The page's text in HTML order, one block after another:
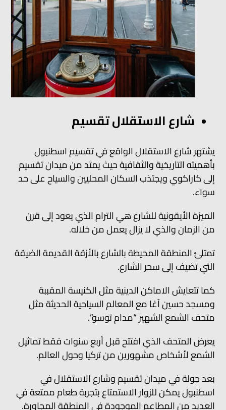
شارع الاستقلال تقسيم
يشتهر شارع الاستقلال الواقع في تقسيم اسطنبول
بأهميته التاريخية والثقافية حيث يمتد من ميدان تقسيم
إلى كاراكوي ويجتذب السكان المحليين والسياح على حد
سواء.
الميزة الأيقونية للشارع هي الترام الذي يعود إلى قرن
من الزمان والذي لا يزال يعمل من خلاله.
تمتلئ المنطقة المحيطة بالشارع بالأزقة القديمة الضيقة
التي تضيف إلى سحر الشارع.
كما تتعايش الاماكن الدينية مثل الكنيسة المقببة
ومسجد حسين آغا مع المعالم السياحية الحديثة مثل
متحف الشمع الشهير “مدام توسو”.
يعرض المتحف الذي افتتح قبل أربع سنوات فقط تماثيل
الشمع لأشخاص مشهورين من تركيا وحول العالم.
بعد جولة في ميدان تقسيم وشارع الاستقلال في
اسطنبول يمكن للزوار الاستمتاع بتجربة طعام ممتعة في
العديد من المطاعم الموجودة في المنطقة المجاورة.